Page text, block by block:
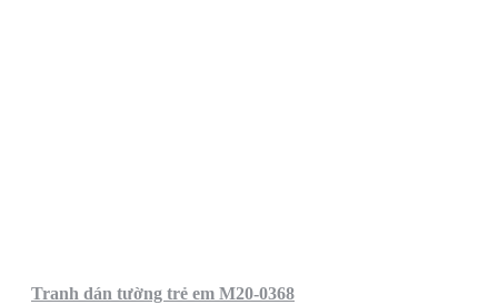
Tranh dán tường trẻ em M20-0368